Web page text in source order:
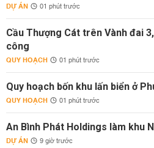
DỰ ÁN 01 phút trước
Cầu Thượng Cát trên Vành đai
công
QUY HOẠCH 01 phút trước
Quy hoạch bốn khu lấn biển ở
QUY HOẠCH 01 phút trước
An Bình Phát Holdings làm khu
DỰ ÁN 9 giờ trước